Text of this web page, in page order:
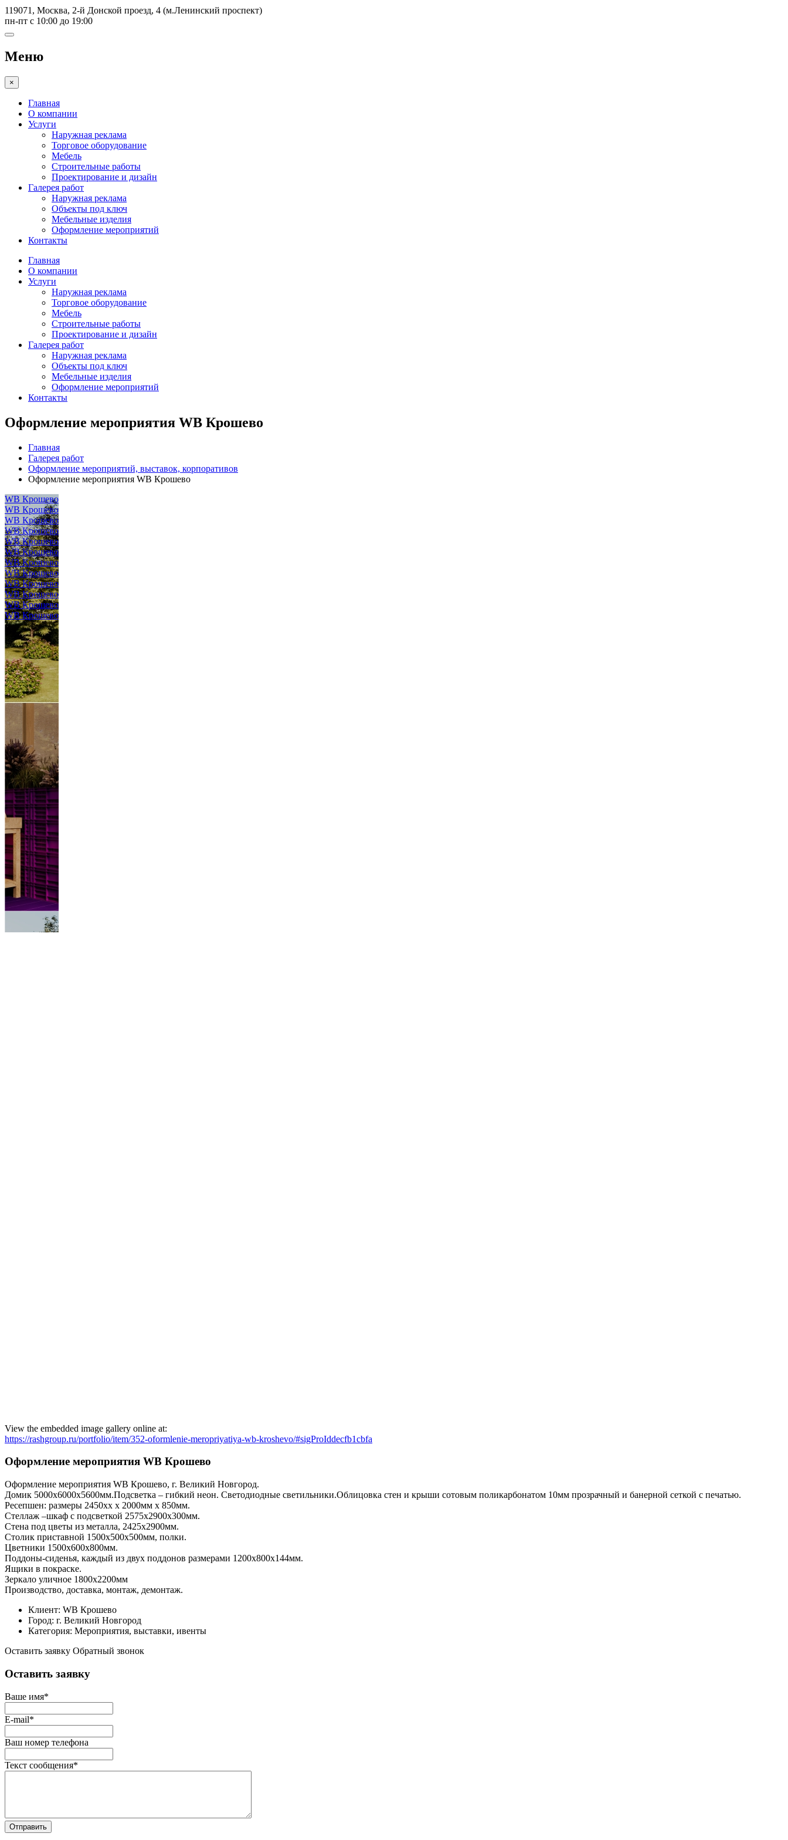
119071, Москва, 2-й Донской проезд, 4 (м.Ленинский проспект)
пн-пт с 10:00 до 19:00
Меню
×
Главная
О компании
Услуги
Наружная реклама
Торговое оборудование
Мебель
Строительные работы
Проектирование и дизайн
Галерея работ
Наружная реклама
Объекты под ключ
Мебельные изделия
Оформление мероприятий
Контакты
Главная
О компании
Услуги
Наружная реклама
Торговое оборудование
Мебель
Строительные работы
Проектирование и дизайн
Галерея работ
Наружная реклама
Объекты под ключ
Мебельные изделия
Оформление мероприятий
Контакты
Оформление мероприятия WB Крошево
Главная
Галерея работ
Оформление мероприятий, выставок, корпоративов
Оформление мероприятия WB Крошево
WB Крошево
WB Крошево
WB Крошево
WB Крошево
WB Крошево
WB Крошево
WB Крошево
WB Крошево
WB Крошево
WB Крошево
WB Крошево
WB Крошево
View the embedded image gallery online at:
https://rashgroup.ru/portfolio/item/352-oformlenie-meropriyatiya-wb-kroshevo/#sigProIddecfb1cbfa
Оформление мероприятия WB Крошево
Оформление мероприятия WB Крошево, г. Великий Новгород.
Домик 5000х6000х5600мм.Подсветка – гибкий неон. Светодиодные светильники.Облицовка стен и крыши сотовым поликарбонатом 10мм прозрачный и банерной сеткой с печатью.
Ресепшен: размеры 2450хх х 2000мм х 850мм.
Стеллаж –шкаф с подсветкой 2575х2900х300мм.
Стена под цветы из металла, 2425х2900мм.
Столик приставной 1500х500х500мм, полки.
Цветники 1500х600х800мм.
Поддоны-сиденья, каждый из двух поддонов размерами 1200х800х144мм.
Ящики в покраске.
Зеркало уличное 1800х2200мм
Производство, доставка, монтаж, демонтаж.
Клиент: WB Крошево
Город: г. Великий Новгород
Категория: Мероприятия, выставки, ивенты
Оставить заявку Обратный звонок
Оставить заявку
Ваше имя*
E-mail*
Ваш номер телефона
Текст сообщения*
Отправить